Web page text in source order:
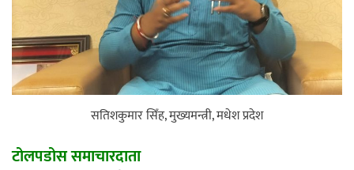
एम्बुलेन्सको उपहार भारत र नेपालबीचको निकै
बलियो र जीवन्त विकास साझेदारीको एक
हिस्सा : नियोग उपप्रमुख श्रीवास्तव
प्रेस काउन्सिल सदस्य नियुक्तिमा विभेद भयो :
सतिशकुमार सिँह, मुख्यमन्त्री, मधेश प्रदेश
टोलपडोस समाचारदाता